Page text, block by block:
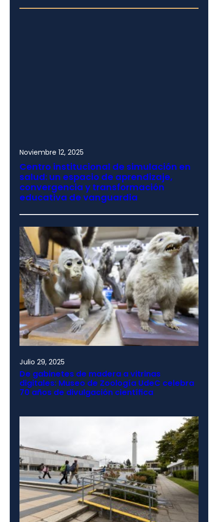
Noviembre 12, 2025
Centro institucional de simulación en
salud: un espacio de aprendizaje,
convergencia y transformación
educativa de vanguardia
Julio 29, 2025
De gabinetes de madera a vitrinas
digitales: Museo de Zoología UdeC celebra
70 años de divulgación científica